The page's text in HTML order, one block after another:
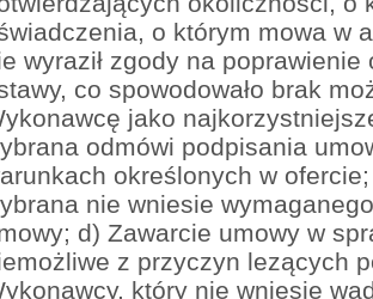
o którym mowa w
wyraził zgody na
co spowodowało brak
jako
odmówi podpisania
określonych w
nie wniesie
d) Zawarcie umowy w
z przyczyn lezących
który nie wniesie